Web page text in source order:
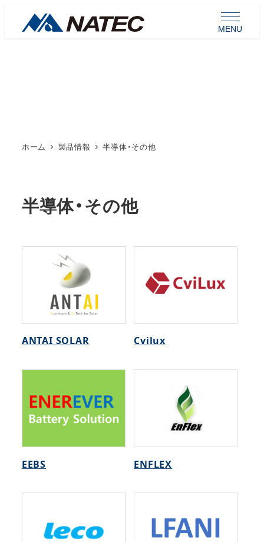
MENU
ホーム 製品情報 半導体・その他
半導体・その他
ANTAI SOLAR Cvilux
EEBS ENFLEX